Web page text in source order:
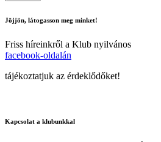
Jöjjön, látogasson meg minket!
Friss híreinkről a Klub nyilvános
facebook-oldalán
tájékoztatjuk az érdeklődőket!
Kapcsolat a klubunkkal